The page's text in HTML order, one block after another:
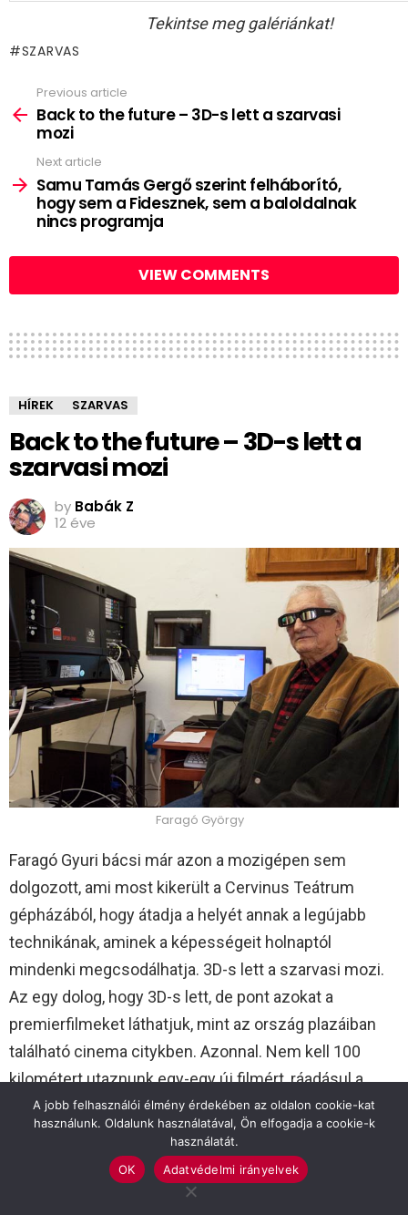
Tekintse meg galériánkat!
SZARVAS
more
Previous article
Back to the future – 3D-s lett a szarvasi
mozi
Next article
Samu Tamás Gergő szerint felháborító,
hogy sem a Fidesznek, sem a baloldalnak
nincs programja
VIEW COMMENTS
HÍREK SZARVAS
Back to the future – 3D-s lett a
szarvasi mozi
by Babák Z
12 éve
Faragó György
Faragó Gyuri bácsi már azon a mozigépen sem
dolgozott, ami most kikerült a Cervinus Teátrum
gépházából, hogy átadja a helyét annak a legújabb
technikának, aminek a képességeit holnaptól
mindenki megcsodálhatja. 3D-s lett a szarvasi mozi.
Az egy dolog, hogy 3D-s lett, de pont azokat a
premierfilmeket láthatjuk, mint az ország plazáiban
található cinema citykben. Azonnal. Nem kell 100
kilométert utaznunk egy-egy új filmért, ráadásul a
jegyárak is a plazaárak alatt lesznek.
A moziban találkoztunk Faragó Gyuri bácsival, aki
szívesen mesélt a város mozitörténelméről, hiszen
A jobb felhasználói élmény érdekében az oldalon cookie-kat
használunk. Oldalunk használatával, Ön elfogadja a cookie-k
használatát.
OK
Adatvédelmi irányelvek